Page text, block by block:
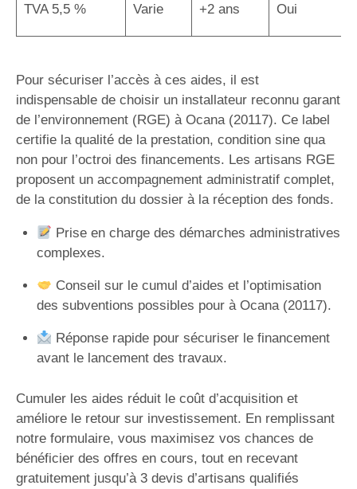
TVA 5,5 % Varie +2 ans Oui
Pour sécuriser l’accès à ces aides, il est
indispensable de choisir un installateur reconnu garant
de l’environnement (RGE) à Ocana (20117). Ce label
certifie la qualité de la prestation, condition sine qua
non pour l’octroi des financements. Les artisans RGE
proposent un accompagnement administratif complet,
de la constitution du dossier à la réception des fonds.
Prise en charge des démarches administratives
complexes.
Conseil sur le cumul d’aides et l’optimisation
des subventions possibles pour à Ocana (20117).
Réponse rapide pour sécuriser le financement
avant le lancement des travaux.
Cumuler les aides réduit le coût d’acquisition et
améliore le retour sur investissement. En remplissant
notre formulaire, vous maximisez vos chances de
bénéficier des offres en cours, tout en recevant
gratuitement jusqu’à 3 devis d’artisans qualifiés